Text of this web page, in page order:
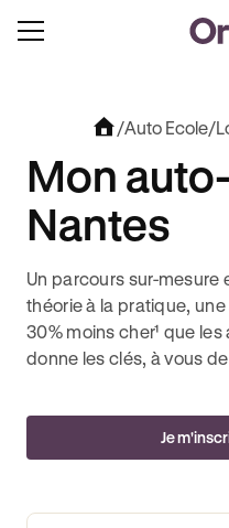
OFFERTS AVEC REVOLUT + 3 MOIS
/Auto Ecole/
Mon
Nantes
Un parcours sur-mesure
théorie à la pratique,
30% moins cher¹ que
donne les clés, à vous
Je